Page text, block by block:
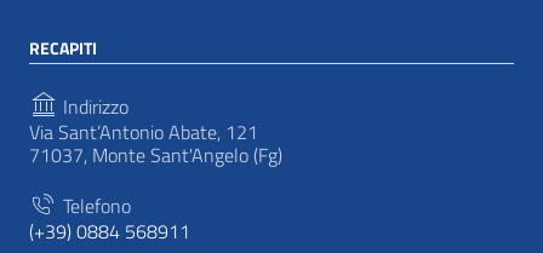
RECAPITI
Indirizzo
Via Sant’Antonio Abate, 121
71037, Monte Sant'Angelo (Fg)
Telefono
(+39) 0884 568911